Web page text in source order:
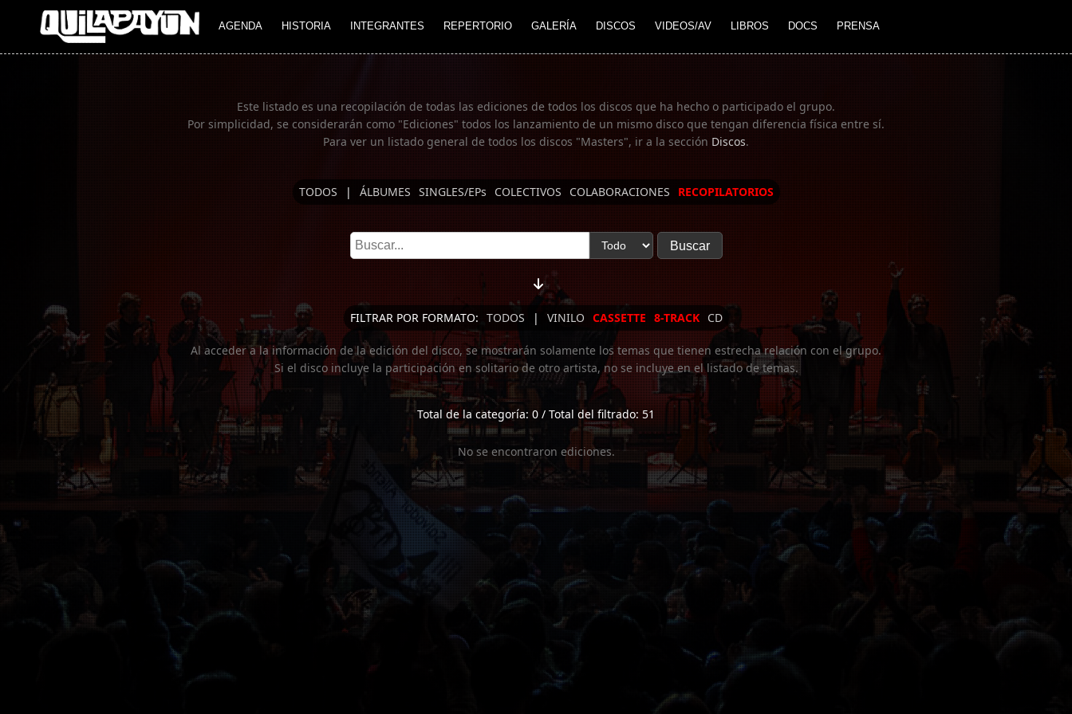
AGENDA HISTORIA INTEGRANTES REPERTORIO GALERÍA DISCOS VIDEOS/AV LIBROS DOCS PRENSA
Imagen 01
Este listado es una recopilación de todas las ediciones de todos los discos que ha hecho o participado el grupo.
Por simplicidad, se considerarán como "Ediciones" todos los lanzamiento de un mismo disco que tengan diferencia física entre sí.
Para ver un listado general de todos los discos "Masters", ir a la secciónDiscos.
TODOS | ÁLBUMES SINGLES/EPs COLECTIVOS COLABORACIONES RECOPILATORIOS
FILTRAR POR FORMATO: TODOS | VINILO CASSETTE 8-TRACK CD
Al acceder a la información de la edición del disco, se mostrarán solamente los temas que tienen estrecha relación con el grupo.
Si el disco incluye la participación en solitario de otro artista, no se incluye en el listado de temas.
Total de la categoría: 0 / Total del filtrado: 51
No se encontraron ediciones.